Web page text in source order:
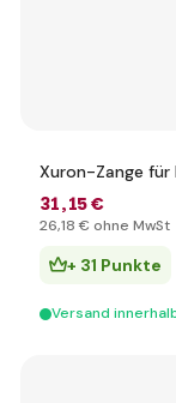
Xuron-Zange für
31,15 €
26,18 € ohne MwSt
+ 31 Punkte
Versand